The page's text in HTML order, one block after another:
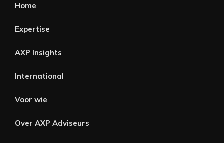
Home
Expertise
AXP Insights
International
Voor wie
Over AXP Adviseurs